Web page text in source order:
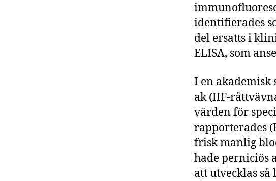
identifierades
del ersatts i
ELISA, som
I en akademisk
ak (IIF-
värden för
rapporterades
frisk manlig
hade perniciös
att utvecklas